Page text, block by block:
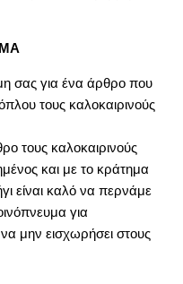
σας για ένα άρθρο που
τους καλοκαιρινούς
τους καλοκαιρινούς
και με το κράτημα
είναι καλό να περνάμε
για
μην εισχωρήσει στους